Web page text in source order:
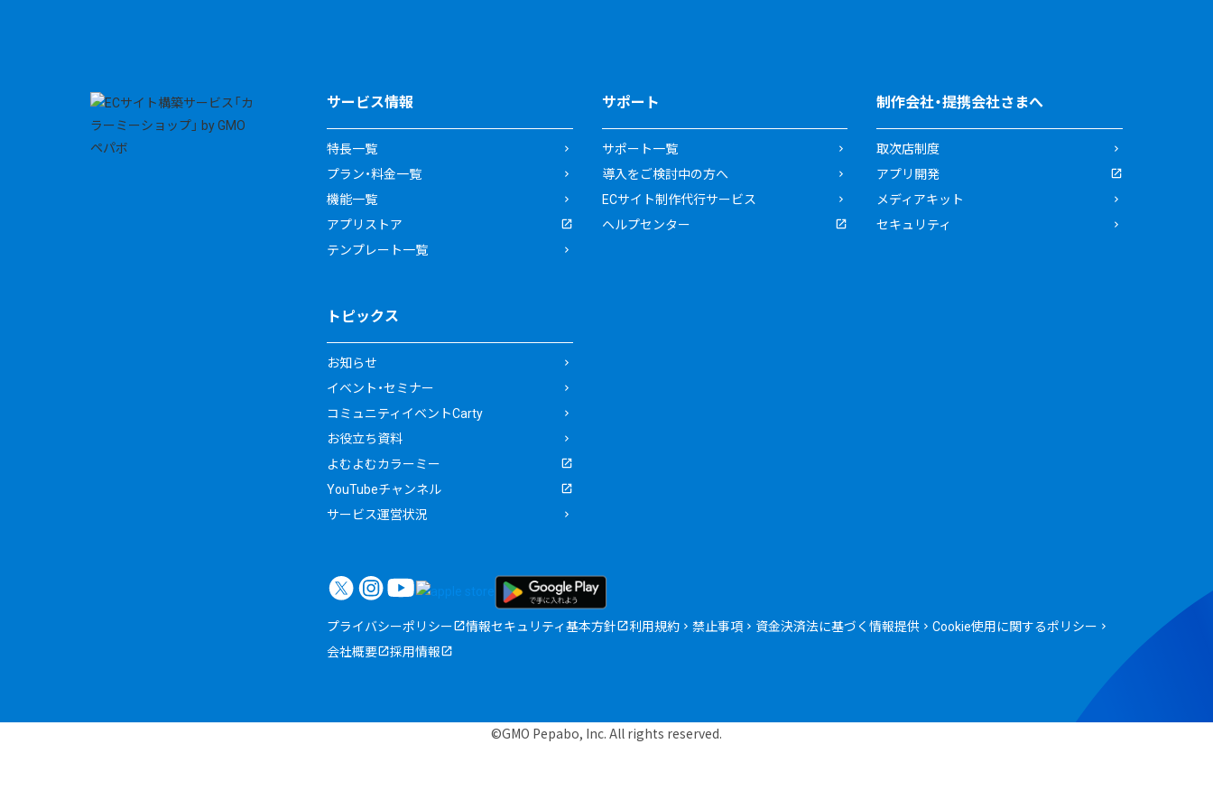
サービス情報
特長一覧
プラン・料金一覧
機能一覧
アプリストア
テンプレート一覧
サポート
サポート一覧
導入をご検討中の方へ
ECサイト制作代行サービス
ヘルプセンター
制作会社・提携会社さまへ
取次店制度
アプリ開発
メディアキット
セキュリティ
トピックス
お知らせ
イベント・セミナー
コミュニティイベントCarty
お役立ち資料
よむよむカラーミー
YouTubeチャンネル
サービス運営状況
プライバシーポリシー 情報セキュリティ基本方針 利用規約 禁止事項 資金決済法に基づく情報提供
Cookie使用に関するポリシー
会社概要
採用情報
©GMO Pepabo, Inc. All rights reserved.